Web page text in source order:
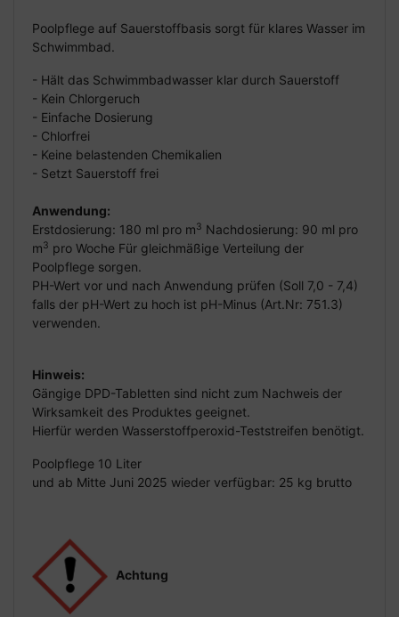
Poolpflege auf Sauerstoffbasis sorgt für klares Wasser im
Schwimmbad.
- Hält das Schwimmbadwasser klar durch Sauerstoff
- Kein Chlorgeruch
- Einfache Dosierung
- Chlorfrei
- Keine belastenden Chemikalien
- Setzt Sauerstoff frei
Anwendung:
Erstdosierung: 180 ml pro m3 Nachdosierung: 90 ml pro
m3 pro Woche Für gleichmäßige Verteilung der
Poolpflege sorgen.
PH-Wert vor und nach Anwendung prüfen (Soll 7,0 - 7,4)
falls der pH-Wert zu hoch ist pH-Minus (Art.Nr: 751.3)
verwenden.
Hinweis:
Gängige DPD-Tabletten sind nicht zum Nachweis der
Wirksamkeit des Produktes geeignet.
Hierfür werden Wasserstoffperoxid-Teststreifen benötigt.
Poolpflege 10 Liter
und ab Mitte Juni 2025 wieder verfügbar: 25 kg brutto
Achtung